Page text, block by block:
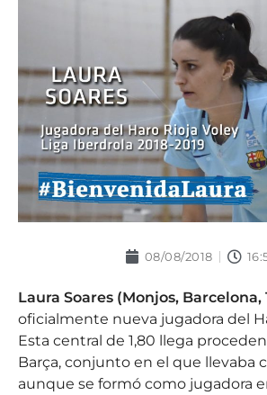
08/08/2018
Laura Soares (Monjos, Barcelona,
oficialmente nueva jugadora del
Esta central de 1,80 llega
Barça, conjunto en el que llevaba
aunque se formó como jugadora